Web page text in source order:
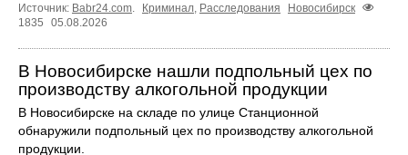
Источник: Babr24.com. Криминал, Расследования
Новосибирск
1835
05.08.2026
В Новосибирске нашли подпольный цех по
производству алкогольной продукции
В Новосибирске на складе по улице Станционной
обнаружили подпольный цех по производству алкогольной
продукции.